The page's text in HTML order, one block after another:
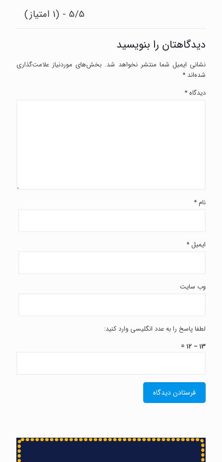
5/5 - (1 امتیاز)
دیدگاهتان را بنویسید
نشانی ایمیل شما منتشر نخواهد شد. بخش‌های موردنیاز علامت‌گذاری
شده‌اند *
دیدگاه*
نام*
ایمیل *
وب‌ سایت
لطفا پاسخ را به عدد انگلیسی وارد کنید:
13 − 12 =